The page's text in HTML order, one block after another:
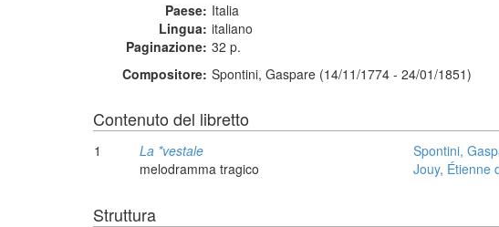
Paese: Italia
Lingua: italiano
Paginazione: 32 p.
Compositore: Spontini, Gaspare (14/11/1774 - 24/01/1851)
Contenuto del libretto
1
La *vestale
melodramma tragico
Spontini,
Jouy, Étienne
Struttura